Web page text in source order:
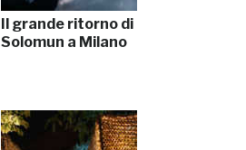
Il grande ritorno di
Solomun a Milano